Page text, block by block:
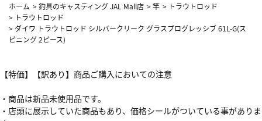
ホーム >釣具のキャスティング JAL Mall店 >竿 > トラウトロッド
> トラウトロッド
> ダイワ トラウトロッド シルバークリーク グラスプログレッシブ 61L-G(ス
ピニング 2ピース)
【特価】【訳あり】商品ご購入においての注意
・商品は新品未使用品です。
・店頭に展示していた商品もあり、価格シールがついている事がありま